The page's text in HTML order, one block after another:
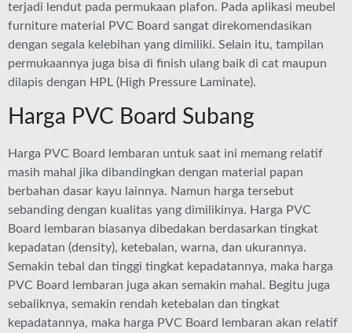
terjadi lendut pada permukaan plafon. Pada aplikasi meubel
furniture material PVC Board sangat direkomendasikan
dengan segala kelebihan yang dimiliki. Selain itu, tampilan
permukaannya juga bisa di finish ulang baik di cat maupun
dilapis dengan HPL (High Pressure Laminate).
Harga PVC Board Subang
Harga PVC Board lembaran untuk saat ini memang relatif
masih mahal jika dibandingkan dengan material papan
berbahan dasar kayu lainnya. Namun harga tersebut
sebanding dengan kualitas yang dimilikinya. Harga PVC
Board lembaran biasanya dibedakan berdasarkan tingkat
kepadatan (density), ketebalan, warna, dan ukurannya.
Semakin tebal dan tinggi tingkat kepadatannya, maka harga
PVC Board lembaran juga akan semakin mahal. Begitu juga
sebaliknya, semakin rendah ketebalan dan tingkat
kepadatannya, maka harga PVC Board lembaran akan relatif